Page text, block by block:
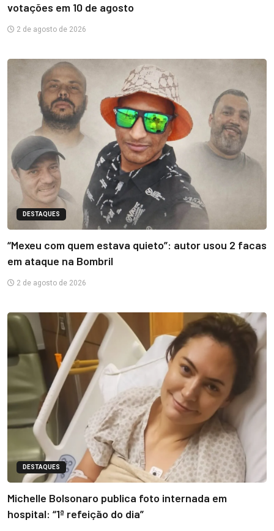
votações em 10 de agosto
2 de agosto de 2026
DESTAQUES
“Mexeu com quem estava quieto”: autor usou 2 facas
em ataque na Bombril
2 de agosto de 2026
DESTAQUES
Michelle Bolsonaro publica foto internada em
hospital: “1ª refeição do dia”